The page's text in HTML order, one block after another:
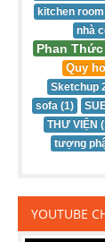
kitchen room
nhà
Phan Thức
Quy
Sketchup
sofa (1)
THƯ VIỆN
tượng
YOUTUBE